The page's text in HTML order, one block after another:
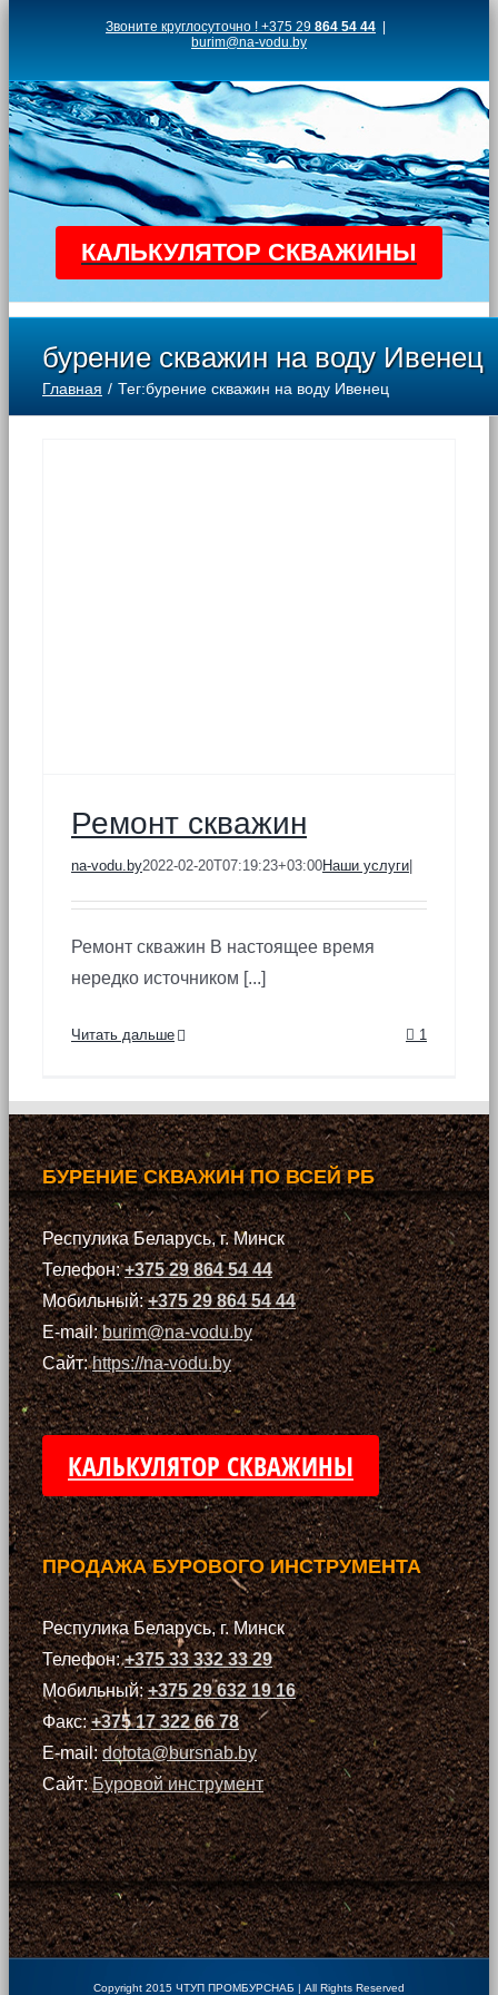
content
Звоните круглосуточно ! +375 29 864 54 44
burim@na-vodu.by
КАЛЬКУЛЯТОР СКВАЖИНЫ
бурение скважин на воду Ивенец
Главная Тег:бурение скважин на воду Ивенец
Ремонт скважин
na-vodu.by2022-02-20T07:19:23+03:00Наши услуги
Ремонт скважин В настоящее время
нередко источником [...]
Читать дальше 1
БУРЕНИЕ СКВАЖИН ПО ВСЕЙ РБ
Респулика Беларусь, г. Минск
Телефон:+375 29 864 54 44
Мобильный:+375 29 864 54 44
E-mail:burim@na-vodu.by
Сайт:https://na-vodu.by
КАЛЬКУЛЯТОР СКВАЖИНЫ
ПРОДАЖА БУРОВОГО ИНСТРУМЕНТА
Респулика Беларусь, г. Минск
Телефон:+375 33 332 33 29
Мобильный:+375 29 632 19 16
Факс:+375 17 322 66 78
E-mail:dolota@bursnab.by
Сайт:Буровой инструмент
Copyright 2015 ЧТУП ПРОМБУРСНАБ | All Rights Reserved